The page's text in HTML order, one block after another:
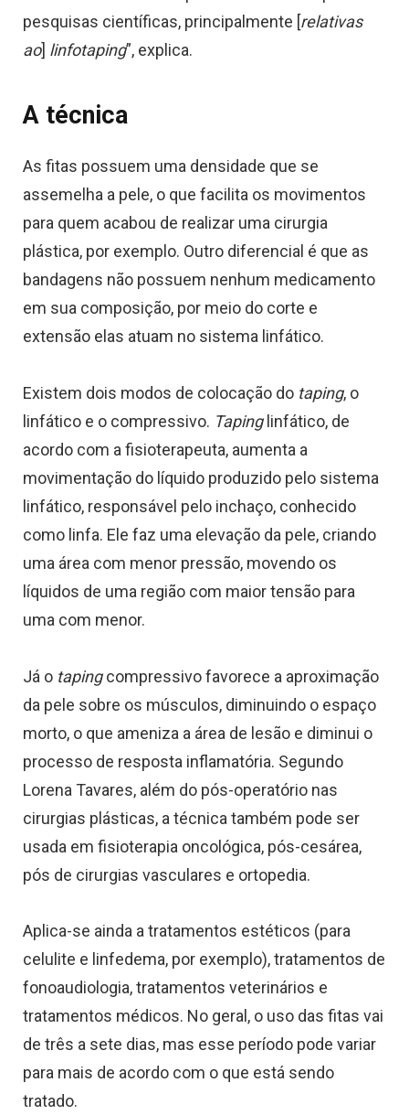
pesquisas científicas, principalmente [relativas
ao] linfotaping”, explica.
A técnica
As fitas possuem uma densidade que se
assemelha a pele, o que facilita os movimentos
para quem acabou de realizar uma cirurgia
plástica, por exemplo. Outro diferencial é que as
bandagens não possuem nenhum medicamento
em sua composição, por meio do corte e
extensão elas atuam no sistema linfático.
Existem dois modos de colocação do taping, o
linfático e o compressivo. Taping linfático, de
acordo com a fisioterapeuta, aumenta a
movimentação do líquido produzido pelo sistema
linfático, responsável pelo inchaço, conhecido
como linfa. Ele faz uma elevação da pele, criando
uma área com menor pressão, movendo os
líquidos de uma região com maior tensão para
uma com menor.
Já o tapingcompressivo favorece a aproximação
da pele sobre os músculos, diminuindo o espaço
morto, o que ameniza a área de lesão e diminui o
processo de resposta inflamatória. Segundo
Lorena Tavares, além do pós-operatório nas
cirurgias plásticas, a técnica também pode ser
usada em fisioterapia oncológica, pós-cesárea,
pós de cirurgias vasculares e ortopedia.
Aplica-se ainda a tratamentos estéticos (para
celulite e linfedema, por exemplo), tratamentos de
fonoaudiologia, tratamentos veterinários e
tratamentos médicos. No geral, o uso das fitas vai
de três a sete dias, mas esse período pode variar
para mais de acordo com o que está sendo
tratado.